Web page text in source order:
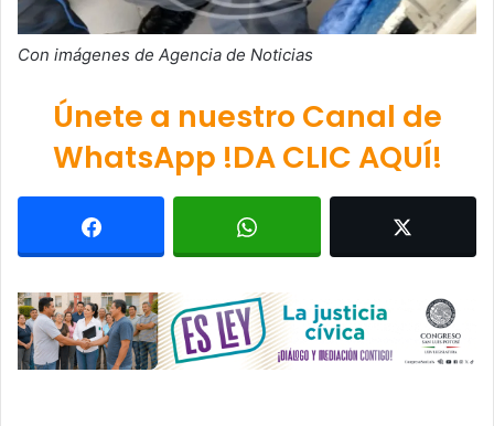
Con imágenes de Agencia de Noticias
Únete a nuestro Canal de
WhatsApp !DA CLIC AQUÍ!